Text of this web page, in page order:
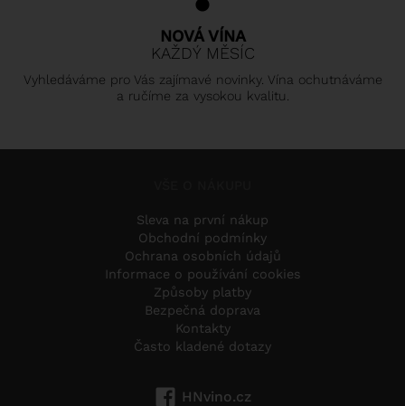
NOVÁ VÍNA
KAŽDÝ MĚSÍC
Vyhledáváme pro Vás zajímavé novinky. Vína ochutnáváme
a ručíme za vysokou kvalitu.
Sleva na první nákup
Obchodní podmínky
Ochrana osobních údajů
Informace o používání cookies
Způsoby platby
Bezpečná doprava
Kontakty
Často kladené dotazy
HNvino.cz